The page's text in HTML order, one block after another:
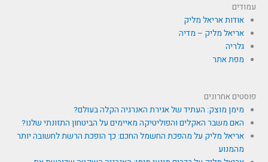
עמודים
אודות אריאל מליק
אריאל מליק – מדיה
גלריה
מפת אתר
פוסטים אחרונים
מימן מוצק: העתיד של אגירת האנרגיה הקלה בעולם?
האם משבר האקלים והפוליטיקה מאיימים על הביטחון התזונתי שלנו?
אריאל מליק על מהפכת החשמל החכם: כך הופכת הרשת לחשובה יותר
מהמנוע